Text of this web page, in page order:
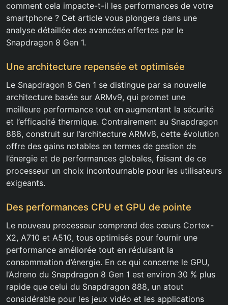
comment cela impacte-t-il les performances de votre
smartphone ? Cet article vous plongera dans une
analyse détaillée des avancées offertes par le
Snapdragon 8 Gen 1.
Une architecture repensée et optimisée
Le Snapdragon 8 Gen 1 se distingue par sa nouvelle
architecture basée sur ARMv9, qui promet une
meilleure performance tout en augmentant la sécurité
et l’efficacité thermique. Contrairement au Snapdragon
888, construit sur l’architecture ARMv8, cette évolution
offre des gains notables en termes de gestion de
l’énergie et de performances globales, faisant de ce
processeur un choix incontournable pour les utilisateurs
exigeants.
Des performances CPU et GPU de pointe
Le nouveau processeur comprend des cœurs Cortex-
X2, A710 et A510, tous optimisés pour fournir une
performance améliorée tout en réduisant la
consommation d’énergie. En ce qui concerne le GPU,
l’Adreno du Snapdragon 8 Gen 1 est environ 30 % plus
rapide que celui du Snapdragon 888, un atout
considérable pour les jeux vidéo et les applications